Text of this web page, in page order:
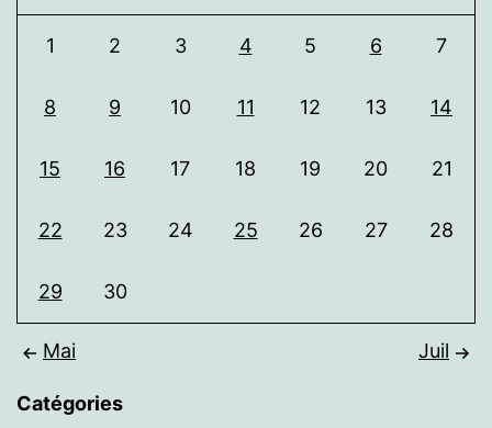
1 2 3 4 5 6 7
8 9 10 11 12 13 14
15 16 17 18 19 20 21
22 23 24 25 26 27 28
29 30
Mai Juil
Catégories